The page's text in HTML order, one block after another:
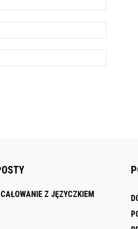
CAŁOWANIE Z JĘZYCZKIEM